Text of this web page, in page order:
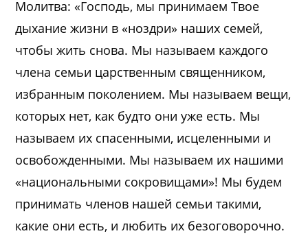
Молитва: «Господь, мы принимаем Твое
дыхание жизни в «ноздри» наших семей,
чтобы жить снова. Мы называем каждого
члена семьи царственным священником,
избранным поколением. Мы называем вещи,
которых нет, как будто они уже есть. Мы
называем их спасенными, исцеленными и
освобожденными. Мы называем их нашими
«национальными сокровищами»! Мы будем
принимать членов нашей семьи такими,
какие они есть, и любить их безоговорочно.